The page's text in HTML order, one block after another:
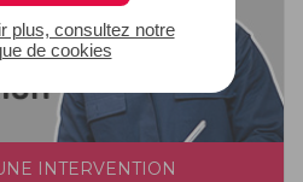
plus, consultez notre
de cookies
INTERVENTION